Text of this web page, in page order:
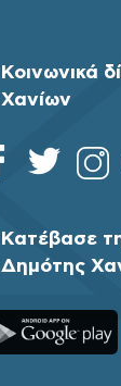
Κοινωνικά
Χανίων
Κατέβασε
Δημότης